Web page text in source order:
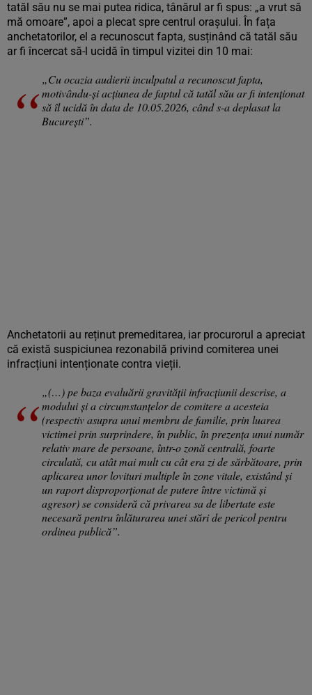
tatăl său nu se mai putea ridica, tânărul ar fi spus: „a vrut să
mă omoare”, apoi a plecat spre centrul orașului. În fața
anchetatorilor, el a recunoscut fapta, susținând că tatăl său
ar fi încercat să-l ucidă în timpul vizitei din 10 mai:
„Cu ocazia audierii inculpatul a recunoscut fapta,
motivându-și acțiunea de faptul că tatăl său ar fi intenționat
să îl ucidă în data de 10.05.2026, când s-a deplasat la
București”.
Anchetatorii au reținut premeditarea, iar procurorul a apreciat
că există suspiciunea rezonabilă privind comiterea unei
infracțiuni intenționate contra vieții.
„(…) pe baza evaluării gravității infracțiunii descrise, a
modului și a circumstanțelor de comitere a acesteia
(respectiv asupra unui membru de familie, prin luarea
victimei prin surprindere, în public, în prezența unui număr
relativ mare de persoane, într-o zonă centrală, foarte
circulată, cu atât mai mult cu cât era zi de sărbătoare, prin
aplicarea unor lovituri multiple în zone vitale, existând și
un raport disproporționat de putere între victimă și
agresor) se consideră că privarea sa de libertate este
necesară pentru înlăturarea unei stări de pericol pentru
ordinea publică”.